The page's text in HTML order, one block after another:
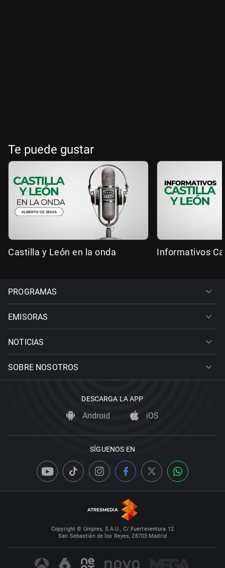
Te puede gustar
Castilla y León en la onda Informativos
PROGRAMAS
EMISORAS
NOTICIAS
SOBRE NOSOTROS
DESCARGA LA APP
Android iOS
SÍGUENOS EN
Copyright © Uniprex, S.A.U., C/ Fuerteventura 12
San Sebastián de los Reyes, 28703 Madrid